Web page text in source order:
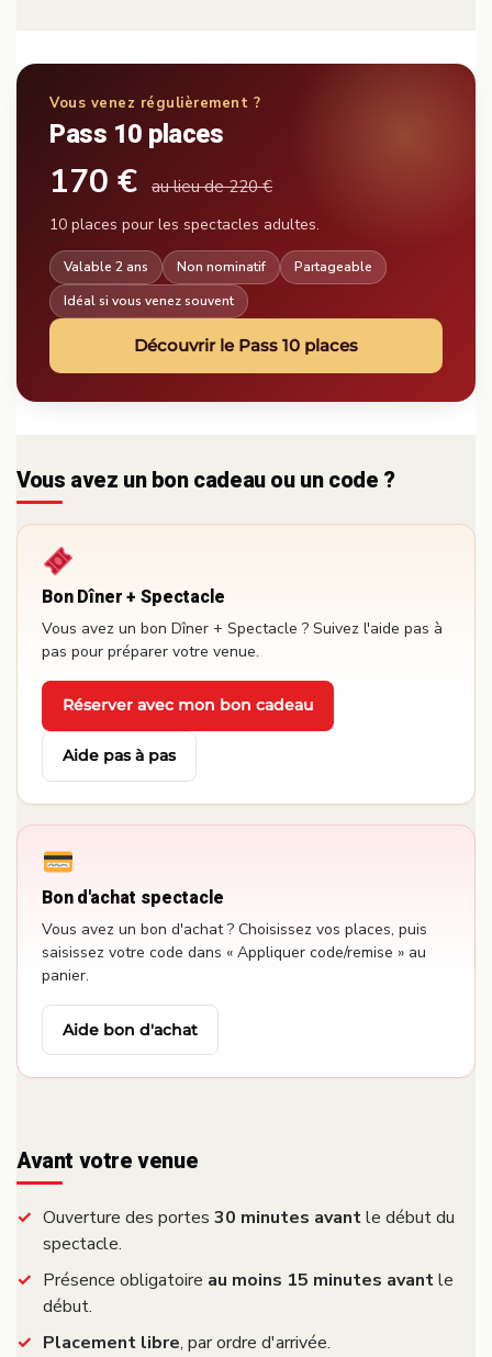
Vous venez régulièrement ?
Pass 10 places
170 € au lieu de 220 €
10 places pour les spectacles adultes.
Valable 2 ans Non nominatif
Partageable
Idéal si vous venez souvent
Découvrir le Pass 10 places
Vous avez un bon cadeau ou un code ?
Bon Dîner + Spectacle
Vous avez un bon Dîner + Spectacle ? Suivez l'aide pas à
pas pour préparer votre venue.
Réserver avec mon bon cadeau
· Aide pas à pas
Bon d'achat spectacle
Vous avez un bon d'achat ? Choisissez vos places, puis
saisissez votre code dans « Appliquer code/remise » au
panier.
Aide bon d'achat
Avant votre venue
Ouverture des portes 30 minutes avantle début du
spectacle.
Présence obligatoire au moins 15 minutes avantle
début.
Placement libre, par ordre d'arrivée.